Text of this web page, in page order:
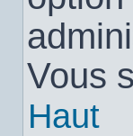
Vous
Haut